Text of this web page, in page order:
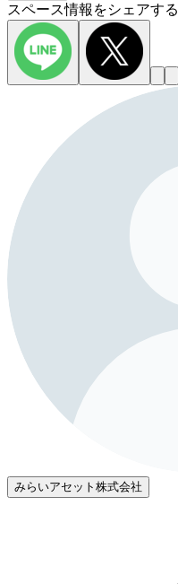
スペース情報をシェアする
みらいアセット株式会社